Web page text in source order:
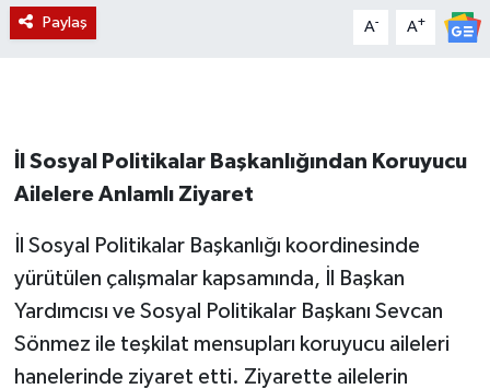
Paylaş A- A+
İl Sosyal Politikalar Başkanlığından Koruyucu
Ailelere Anlamlı Ziyaret
İl Sosyal Politikalar Başkanlığı koordinesinde
yürütülen çalışmalar kapsamında, İl Başkan
Yardımcısı ve Sosyal Politikalar Başkanı Sevcan
Sönmez ile teşkilat mensupları koruyucu aileleri
hanelerinde ziyaret etti. Ziyarette ailelerin